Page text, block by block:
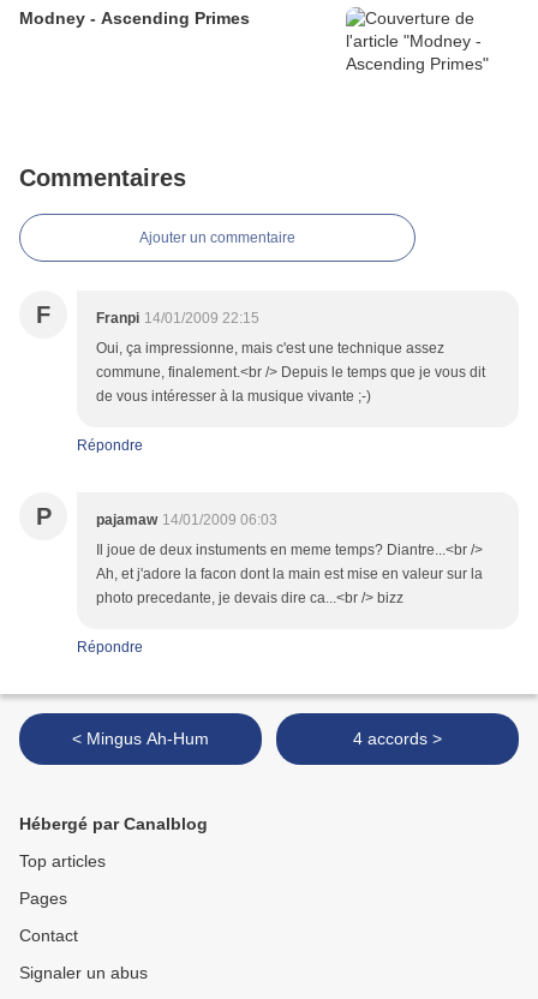
Modney - Ascending Primes
Commentaires
Ajouter un commentaire
F Franpi 14/01/2009 22:15
Oui, ça impressionne, mais c'est une technique assez
commune, finalement.<br /> Depuis le temps que je vous dit
de vous intéresser à la musique vivante ;-)
Répondre
P pajamaw 14/01/2009 06:03
Il joue de deux instuments en meme temps? Diantre...<br />
Ah, et j'adore la facon dont la main est mise en valeur sur la
photo precedante, je devais dire ca...<br /> bizz
Répondre
< Mingus Ah-Hum 4 accords >
Hébergé par Canalblog
Top articles
Pages
Contact
Signaler un abus